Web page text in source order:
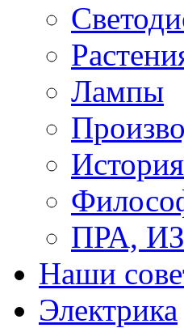
Лампы
ПРА,
Наши
Электрика